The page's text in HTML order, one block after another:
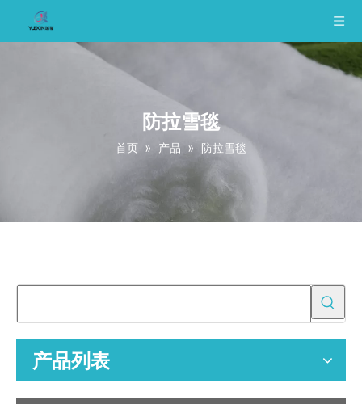
防拉雪毯
首页 » 产品 » 防拉雪毯
产品列表